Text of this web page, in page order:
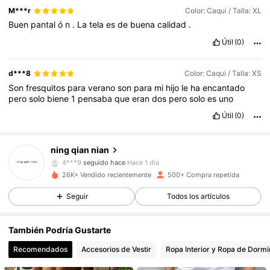
M***r Color: Caqui / Talla: XL
Buen pantaló n . Latelaesde buenacalidad .
Útil (0)
d***8 Color: Caqui / Talla: XS
Sonfresquitos paraveranoson para mi hijo le haencantado
perosolo biene1 pensabaqueerandos perosoloes uno
Útil (0)
ning qian nian
4***9 seguido hace Hace 1 día
4,63
374 Seguidores
374 Seguidores
4,63 374 Seguidores
26K+ Vendido recientemente 500+ Compra repetida
Seguir Todos los artículos
También Podría Gustarte
Recomendados Accesorios de Vestir Ropa Interior y Ropa de